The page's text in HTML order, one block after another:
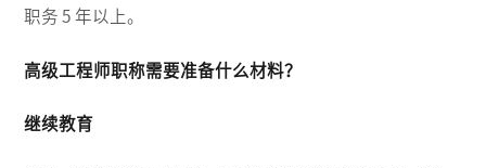
职务 5 年以上。
高级工程师职称需要准备什么材料？
继续教育